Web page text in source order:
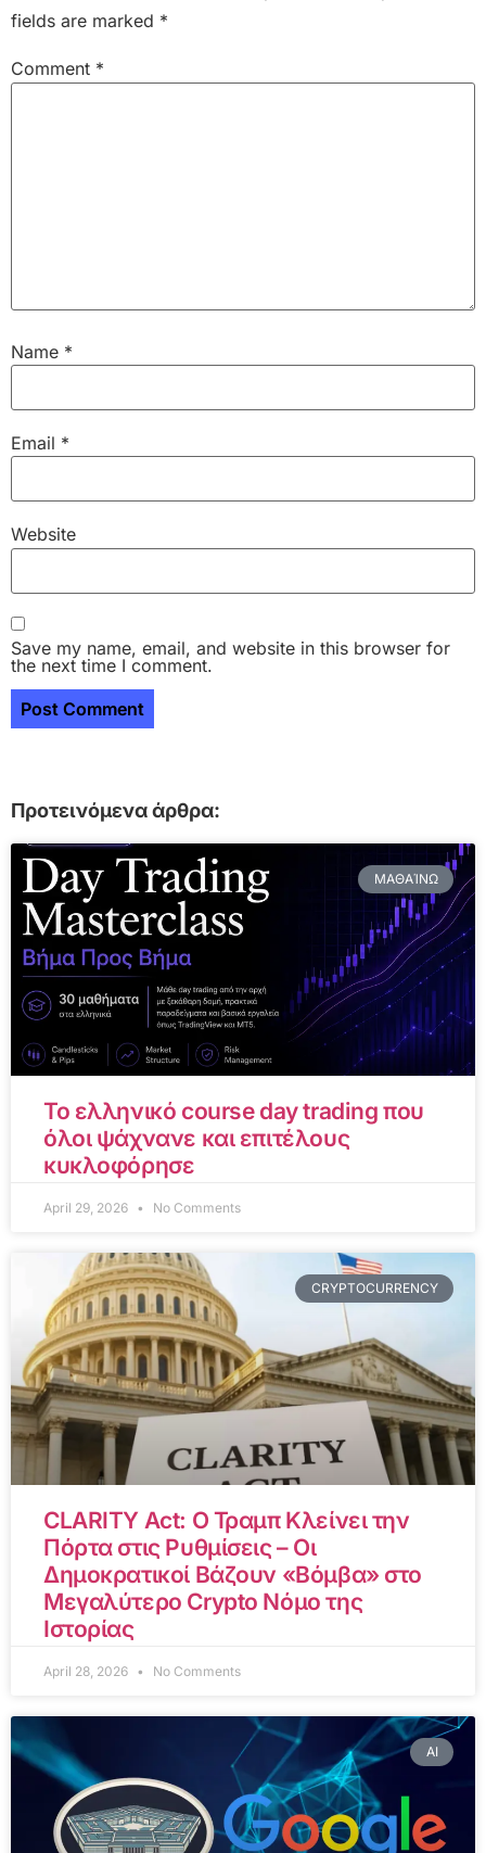
fields are marked *
Comment *
Name *
Email *
Website
Save my name, email, and website in this browser for
the next time I comment.
Προτεινόμενα άρθρα:
ΜΑΘΑΊΝΩ
Το ελληνικό course day trading που
όλοι ψάχνανε και επιτέλους
κυκλοφόρησε
April 29, 2026 No Comments
CRYPTOCURRENCY
CLARITY Act: Ο Τραμπ Κλείνει την
Πόρτα στις Ρυθμίσεις – Οι
Δημοκρατικοί Βάζουν «Βόμβα» στο
Μεγαλύτερο Crypto Νόμο της
Ιστορίας
April 28, 2026 No Comments
AI